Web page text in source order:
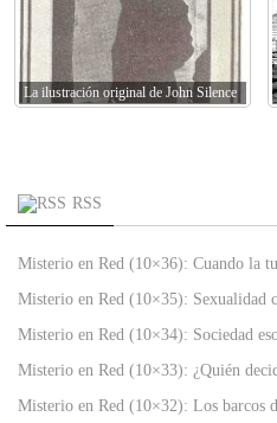
La ilustración original de John Silence
RSS
Misterio en Red (10×36): Cuando la
Misterio en Red (10×35): Sexualidad
Misterio en Red (10×34): Sociedad
Misterio en Red (10×33): ¿Quién
Misterio en Red (10×32): Los barcos